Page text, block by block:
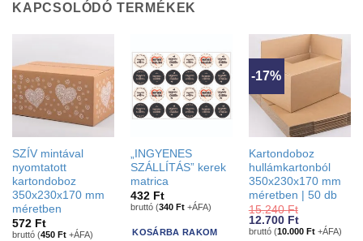
KAPCSOLÓDÓ TERMÉKEK
SZÍV mintával
nyomtatott
kartondoboz
350x230x170 mm
méretben
572 Ft
bruttó (450 Ft+ÁFA)
„INGYENES
SZÁLLÍTÁS” kerek
matrica
432 Ft
bruttó (340 Ft+ÁFA)
KOSÁRBA RAKOM
-17%
Kartondoboz
hullámkartonból
350x230x170 mm
méretben | 50 db
15.240Ft
Original
price
12.700 FtCurrent
price
bruttó (10.000 Ft+ÁFA)